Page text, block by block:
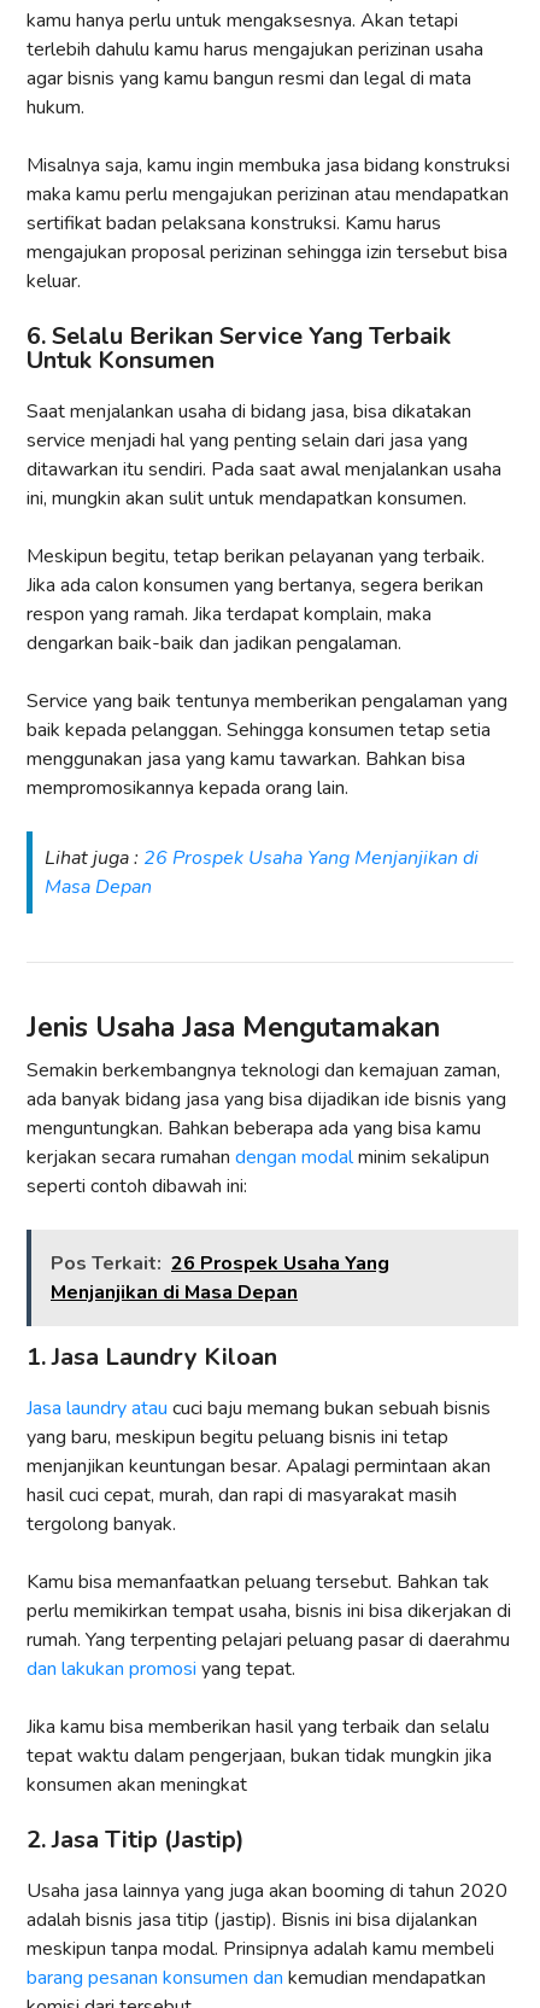
kamu hanya perlu untuk mengaksesnya. Akan tetapi
terlebih dahulu kamu harus mengajukan perizinan usaha
agar bisnis yang kamu bangun resmi dan legal di mata
hukum.
Misalnya saja, kamu ingin membuka jasa bidang konstruksi
maka kamu perlu mengajukan perizinan atau mendapatkan
sertifikat badan pelaksana konstruksi. Kamu harus
mengajukan proposal perizinan sehingga izin tersebut bisa
keluar.
6. Selalu Berikan Service Yang Terbaik
Untuk Konsumen
Saat menjalankan usaha di bidang jasa, bisa dikatakan
service menjadi hal yang penting selain dari jasa yang
ditawarkan itu sendiri. Pada saat awal menjalankan usaha
ini, mungkin akan sulit untuk mendapatkan konsumen.
Meskipun begitu, tetap berikan pelayanan yang terbaik.
Jika ada calon konsumen yang bertanya, segera berikan
respon yang ramah. Jika terdapat komplain, maka
dengarkan baik-baik dan jadikan pengalaman.
Service yang baik tentunya memberikan pengalaman yang
baik kepada pelanggan. Sehingga konsumen tetap setia
menggunakan jasa yang kamu tawarkan. Bahkan bisa
mempromosikannya kepada orang lain.
Lihat juga : 26 Prospek Usaha Yang Menjanjikan di
Masa Depan
Jenis Usaha Jasa Mengutamakan
Semakin berkembangnya teknologi dan kemajuan zaman,
ada banyak bidang jasa yang bisa dijadikan ide bisnis yang
menguntungkan. Bahkan beberapa ada yang bisa kamu
kerjakan secara rumahan dengan modalminim sekalipun
seperti contoh dibawah ini:
Pos Terkait: 26 Prospek Usaha Yang
Menjanjikan di Masa Depan
1. Jasa Laundry Kiloan
Jasa laundry atau cuci baju memang bukan sebuah bisnis
yang baru, meskipun begitu peluang bisnis ini tetap
menjanjikan keuntungan besar. Apalagi permintaan akan
hasil cuci cepat, murah, dan rapi di masyarakat masih
tergolong banyak.
Kamu bisa memanfaatkan peluang tersebut. Bahkan tak
perlu memikirkan tempat usaha, bisnis ini bisa dikerjakan di
rumah. Yang terpenting pelajari peluang pasar di daerahmu
dan lakukan promosi yang tepat.
Jika kamu bisa memberikan hasil yang terbaik dan selalu
tepat waktu dalam pengerjaan, bukan tidak mungkin jika
konsumen akan meningkat
2. Jasa Titip (Jastip)
Usaha jasa lainnya yang juga akan booming di tahun 2020
adalah bisnis jasa titip (jastip). Bisnis ini bisa dijalankan
meskipun tanpa modal. Prinsipnya adalah kamu membeli
barang pesanan konsumen dan kemudian mendapatkan